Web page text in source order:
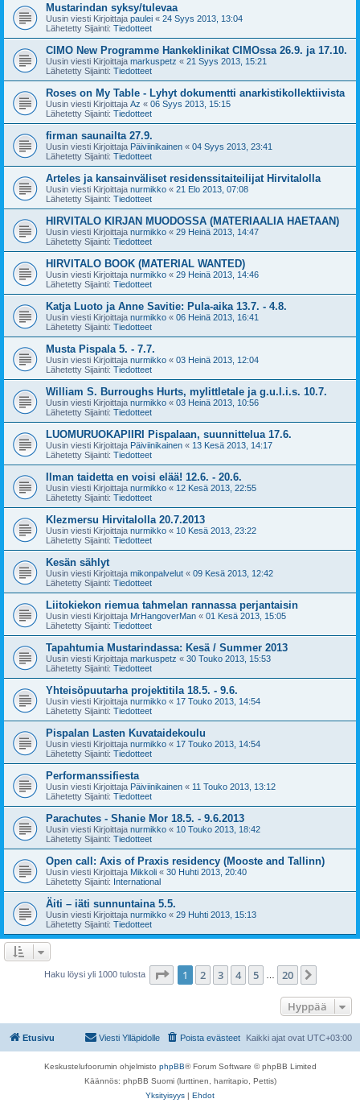
Mustarindan syksy/tulevaa
Uusin viesti Kirjoittaja paulei « 24 Syys 2013, 13:04
Lähetetty Sijainti: Tiedotteet
CIMO New Programme Hankeklinikat CIMOssa 26.9. ja 17.10.
Uusin viesti Kirjoittaja markuspetz « 21 Syys 2013, 15:21
Lähetetty Sijainti: Tiedotteet
Roses on My Table - Lyhyt dokumentti anarkistikollektiivista
Uusin viesti Kirjoittaja Az « 06 Syys 2013, 15:15
Lähetetty Sijainti: Tiedotteet
firman saunailta 27.9.
Uusin viesti Kirjoittaja Päiviinikainen « 04 Syys 2013, 23:41
Lähetetty Sijainti: Tiedotteet
Arteles ja kansainväliset residenssitaiteilijat Hirvitalolla
Uusin viesti Kirjoittaja nurmikko « 21 Elo 2013, 07:08
Lähetetty Sijainti: Tiedotteet
HIRVITALO KIRJAN MUODOSSA (MATERIAALIA HAETAAN)
Uusin viesti Kirjoittaja nurmikko « 29 Heinä 2013, 14:47
Lähetetty Sijainti: Tiedotteet
HIRVITALO BOOK (MATERIAL WANTED)
Uusin viesti Kirjoittaja nurmikko « 29 Heinä 2013, 14:46
Lähetetty Sijainti: Tiedotteet
Katja Luoto ja Anne Savitie: Pula-aika 13.7. - 4.8.
Uusin viesti Kirjoittaja nurmikko « 06 Heinä 2013, 16:41
Lähetetty Sijainti: Tiedotteet
Musta Pispala 5. - 7.7.
Uusin viesti Kirjoittaja nurmikko « 03 Heinä 2013, 12:04
Lähetetty Sijainti: Tiedotteet
William S. Burroughs Hurts, mylittletale ja g.u.l.i.s. 10.7.
Uusin viesti Kirjoittaja nurmikko « 03 Heinä 2013, 10:56
Lähetetty Sijainti: Tiedotteet
LUOMURUOKAPIIRI Pispalaan, suunnittelua 17.6.
Uusin viesti Kirjoittaja Päiviinikainen « 13 Kesä 2013, 14:17
Lähetetty Sijainti: Tiedotteet
Ilman taidetta en voisi elää! 12.6. - 20.6.
Uusin viesti Kirjoittaja nurmikko « 12 Kesä 2013, 22:55
Lähetetty Sijainti: Tiedotteet
Klezmersu Hirvitalolla 20.7.2013
Uusin viesti Kirjoittaja nurmikko « 10 Kesä 2013, 23:22
Lähetetty Sijainti: Tiedotteet
Kesän sählyt
Uusin viesti Kirjoittaja mikonpalvelut « 09 Kesä 2013, 12:42
Lähetetty Sijainti: Tiedotteet
Liitokiekon riemua tahmelan rannassa perjantaisin
Uusin viesti Kirjoittaja MrHangoverMan « 01 Kesä 2013, 15:05
Lähetetty Sijainti: Tiedotteet
Tapahtumia Mustarindassa: Kesä / Summer 2013
Uusin viesti Kirjoittaja markuspetz « 30 Touko 2013, 15:53
Lähetetty Sijainti: Tiedotteet
Yhteisöpuutarha projektitila 18.5. - 9.6.
Uusin viesti Kirjoittaja nurmikko « 17 Touko 2013, 14:54
Lähetetty Sijainti: Tiedotteet
Pispalan Lasten Kuvataidekoulu
Uusin viesti Kirjoittaja nurmikko « 17 Touko 2013, 14:54
Lähetetty Sijainti: Tiedotteet
Performanssifiesta
Uusin viesti Kirjoittaja Päiviinikainen « 11 Touko 2013, 13:12
Lähetetty Sijainti: Tiedotteet
Parachutes - Shanie Mor 18.5. - 9.6.2013
Uusin viesti Kirjoittaja nurmikko « 10 Touko 2013, 18:42
Lähetetty Sijainti: Tiedotteet
Open call: Axis of Praxis residency (Mooste and Tallinn)
Uusin viesti Kirjoittaja Mikkoli « 30 Huhti 2013, 20:40
Lähetetty Sijainti: International
Äiti – iäti sunnuntaina 5.5.
Uusin viesti Kirjoittaja nurmikko « 29 Huhti 2013, 15:13
Lähetetty Sijainti: Tiedotteet
Haku löysi yli 1000 tulosta Sivu /20
1 2 3 4 5 20
Hyppää
Etusivu Kaikki ajat ovat UTC+03:00
Poista evästeet
Viesti Ylläpidolle
Keskustelufoorumin ohjelmisto phpBB® Forum Software © phpBB Limited
Käännös: phpBB Suomi (lurttinen, harritapio, Pettis)
Yksityisyys | Ehdot